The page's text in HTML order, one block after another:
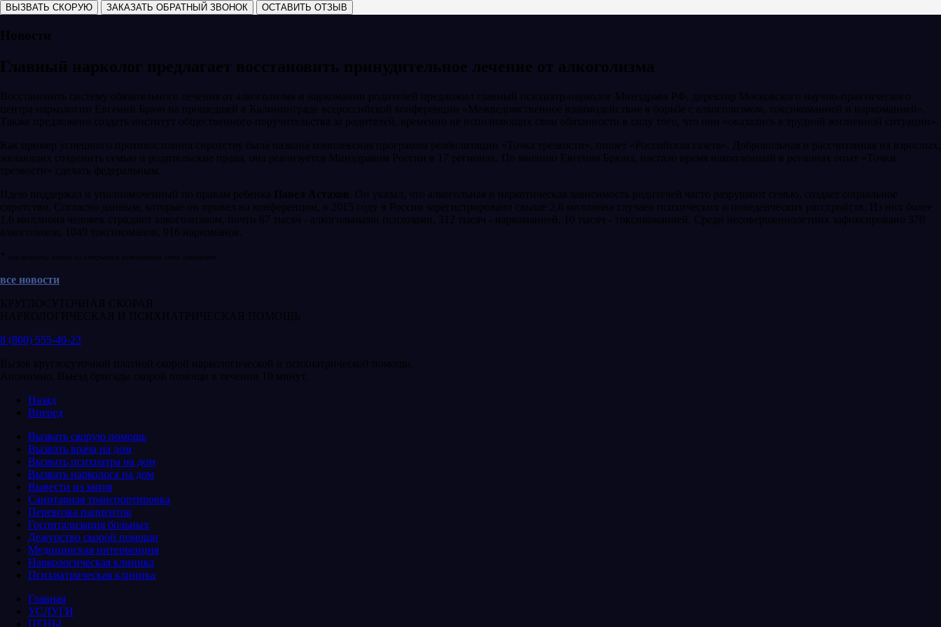
ВЫЗВАТЬ СКОРУЮ ЗАКАЗАТЬ ОБРАТНЫЙ ЗВОНОК ОСТАВИТЬ ОТЗЫВ
Новости
Главный нарколог предлагает восстановить принудительное лечение от алкоголизма
Восстановить систему обязательного лечения от алкоголизма и наркомании родителей предложил главный психиатр-нарколог Минздрава РФ, директор Московского научно-практического
центра наркологии Евгений Брюн на прошедшей в Калининграде всероссийской конференции «Межведомственное взаимодействие в борьбе с алкоголизмом, токсикоманией и наркоманией».
Также предложено создать институт общественного поручительства за родителей, временно не исполняющих свои обязанности в силу того, что они «оказались в трудной жизненной ситуации».
Как пример успешного противостояния сиротству была названа комплексная программа реабилитации «Точка трезвости», пишет «Российская газета». Добровольная и рассчитанная на взрослых,
желающих сохранить семью и родительские права, она реализуется Минздравом России в 17 регионах. По мнению Евгения Брюна, настало время накопленный в регионах опыт «Точки
трезвости» сделать федеральным.
Идею поддержал и уполномоченный по правам ребенка Павел Астахов . Он указал, что алкогольная и наркотическая зависимость родителей часто разрушают семью, создает социальное
сиротство. Согласно данным, которые он привел на конференции, в 2015 году в России зарегистрировано свыше 2,6 миллиона случаев психических и поведенческих расстройств. Из них более
1,6 миллиона человек страдают алкоголизмом, почти 67 тысяч - алкогольными психозами, 312 тысяч - наркоманией, 10 тысяч - токсикоманией. Среди несовершеннолетних зафиксировано 370
алкоголиков, 1049 токсикоманов, 916 наркоманов.
все новости взяты из открытых источников сети интернет
все новости
КРУГЛОСУТОЧНАЯ СКОРАЯ
НАРКОЛОГИЧЕСКАЯ И ПСИХИАТРИЧЕСКАЯ ПОМОЩЬ
8 (800) 555-40-23
Вызов круглосуточной платной скорой наркологической и психиатрической помощи.
Анонимно. Выезд бригады скорой помощи в течении 10 минут.
Назад
Вперед
Вызвать скорую помощь
Вызвать врача на дом
Вызвать психиатра на дом
Вызвать нарколога на дом
Вывести из запоя
Санитарная транспортировка
Перевозка пациентов
Госпитализация больных
Дежурство скорой помощи
Медицинская интервенция
Наркологическая клиника
Психиатрическая клиника
Главная
УСЛУГИ
ЦЕНЫ